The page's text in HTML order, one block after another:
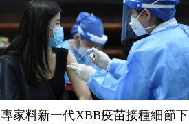
專家料新一代XBB疫苗接種細節下